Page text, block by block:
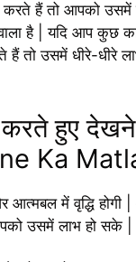
करते हैं तो आपको उसमें
है | यदि आप कुछ
हैं तो उसमें धीरे-धीरे
करते हुए
Ka
में वृद्धि होगी
उसमें लाभ हो सके |